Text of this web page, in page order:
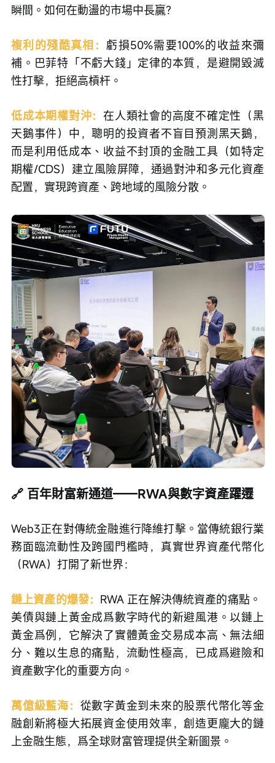
瞬間。如何在動盪的市場中長贏？
複利的殘酷真相： 虧損50%需要100%的收益來彌
補。巴菲特「不虧大錢」定律的本質，是避開毀滅
性打擊，拒絕高槓杆。
低成本期權對沖：在人類社會的高度不確定性（黑
天鵝事件）中，聰明的投資者不盲目預測黑天鵝，
而是利用低成本、收益不封頂的金融工具（如特定
期權/CDS）建立風險屏障，通過對沖和多元化資產
配置，實現跨資產、跨地域的風險分散。
🔗 百年財富新通道——RWA與數字資產躍遷
Web3正在對傳統金融進行降維打擊。當傳統銀行業
務面臨流動性及跨國門檻時，真實世界資產代幣化
（RWA）打開了新世界：
鏈上資產的爆發： RWA 正在解決傳統資產的痛點。
美債與鏈上黃金成爲數字時代的新避風港。以鏈上
黃金爲例，它解決了實體黃金交易成本高、無法細
分、難以生息的痛點，流動性極高，已成爲避險和
資產數字化的重要方向。
萬億級藍海： 從數字黃金到未來的股票代幣化等金
融創新將極大拓展資金使用效率，創造更龐大的鏈
上金融生態，爲全球财富管理提供全新圖景。